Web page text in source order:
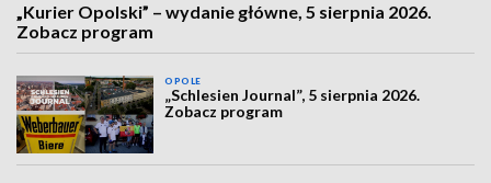
„Kurier Opolski” – wydanie główne, 5 sierpnia 2026.
Zobacz program
OPOLE
„Schlesien Journal”, 5 sierpnia 2026.
Zobacz program